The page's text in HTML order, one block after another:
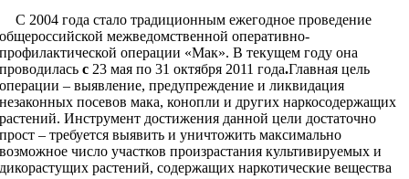
С 2004 года стало традиционным ежегодное проведение
межведомственной оперативно-
операции «Мак». В текущем году она
с 23 мая по 31 октября 2011 года.Главная цель
– выявление, предупреждение и ликвидация
посевов мака, конопли и других наркосодержащих
Инструмент достижения данной цели достаточно
– требуется выявить и уничтожить максимально
число участков произрастания культивируемых и
растений, содержащих наркотические вещества